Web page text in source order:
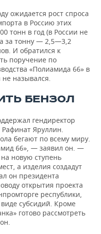
ожидается рост спроса
в Россию этих
тонн в год (в России не
за тонну — 2,5—3,2
И обратился к
поручение по
«Полиамида 66» в
назывался.
БЕНЗОЛ
гендиректор
Рафинат Яруллин.
бегают по всему миру.
66», — заявил он. —
новую ступень
а изделия создадут
он президента
открытия проекта
республики,
субсидий. Кроме
готово рассмотреть